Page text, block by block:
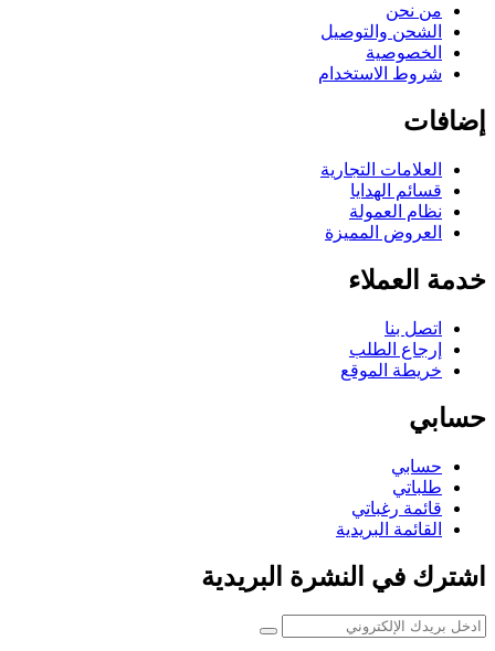
من نحن
الشحن والتوصيل
الخصوصية
شروط الاستخدام
إضافات
العلامات التجارية
قسائم الهدايا
نظام العمولة
العروض المميزة
خدمة العملاء
اتصل بنا
إرجاع الطلب
خريطة الموقع
حسابي
حسابي
طلباتي
قائمة رغباتي
القائمة البريدية
اشترك في النشرة البريدية